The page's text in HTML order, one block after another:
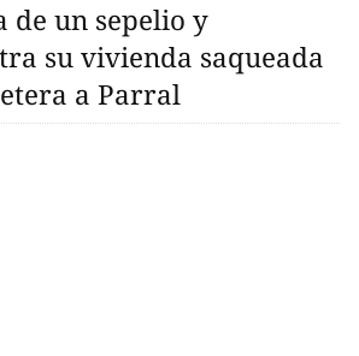
de un sepelio y
su vivienda saqueada
a Parral